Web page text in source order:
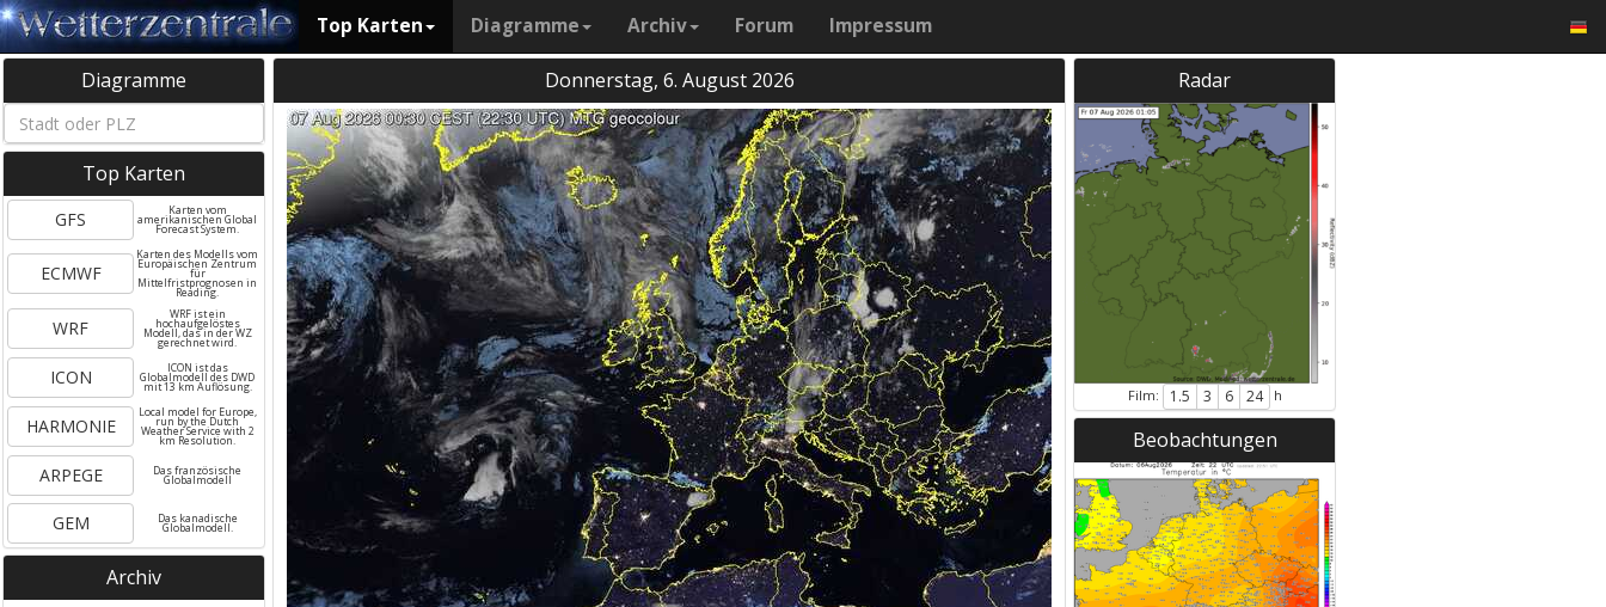
Top Karten Diagramme Archiv Forum Impressum
Diagramme
Top Karten
GFS Karten vom
amerikanischen Global
Forecast System.
ECMWF
Karten des Modells vom
Europäischen Zentrum
für
Mittelfristprognosen in
Reading.
WRF
WRF ist ein
hochaufgelöstes
Modell, das in der WZ
gerechnet wird.
ICON ICON ist das
Globalmodell des DWD
mit 13 km Auflösung.
HARMONIE
Local model for Europe,
run by the Dutch
Weather Service with 2
km Resolution.
ARPEGE Das französische
Globalmodell
GEM Das kanadische
Globalmodell.
Archiv
Donnerstag, 6. August 2026 Radar
Film: 1.5 3 6 24 h
Beobachtungen